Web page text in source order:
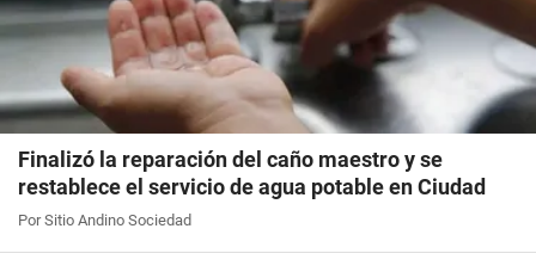
Finalizó la reparación del caño maestro y se
restablece el servicio de agua potable en Ciudad
Por Sitio Andino Sociedad